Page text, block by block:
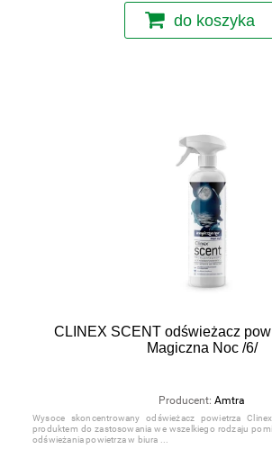
do koszyka
CLINEX SCENT odświeżacz
Magiczna Noc /6/
Producent: Amtra
Wysoce skoncentrowany odświeżacz powietrza
produktem do zastosowania we wszelkiego rodzaju
odświeżania powietrza w biura